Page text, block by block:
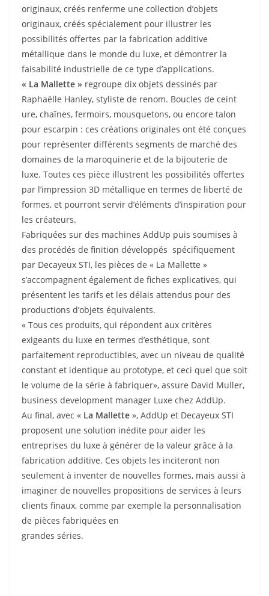
originaux, créés renferme une collection d’objets
originaux, créés spécialement pour illustrer les
possibilités offertes par la fabrication additive
métallique dans le monde du luxe, et démontrer la
faisabilité industrielle de ce type d’applications.
« La Mallette » regroupe dix objets dessinés par
Raphaëlle Hanley, styliste de renom. Boucles de ceint
ure, chaînes, fermoirs, mousquetons, ou encore talon
pour escarpin : ces créations originales ont été conçues
pour représenter différents segments de marché des
domaines de la maroquinerie et de la bijouterie de
luxe. Toutes ces pièce illustrent les possibilités offertes
par l’impression 3D métallique en termes de liberté de
formes, et pourront servir d’éléments d’inspiration pour
les créateurs.
Fabriquées sur des machines AddUp puis soumises à
des procédés de finition développés spécifiquement
par Decayeux STI, les pièces de « La Mallette »
s’accompagnent également de fiches explicatives, qui
présentent les tarifs et les délais attendus pour des
productions d’objets équivalents.
« Tous ces produits, qui répondent aux critères
exigeants du luxe en termes d’esthétique, sont
parfaitement reproductibles, avec un niveau de qualité
constant et identique au prototype, et ceci quel que soit
le volume de la série à fabriquer», assure David Muller,
business development manager Luxe chez AddUp.
Au final, avec « La Mallette », AddUp et Decayeux STI
proposent une solution inédite pour aider les
entreprises du luxe à générer de la valeur grâce à la
fabrication additive. Ces objets les inciteront non
seulement à inventer de nouvelles formes, mais aussi à
imaginer de nouvelles propositions de services à leurs
clients finaux, comme par exemple la personnalisation
de pièces fabriquées en
grandes séries.